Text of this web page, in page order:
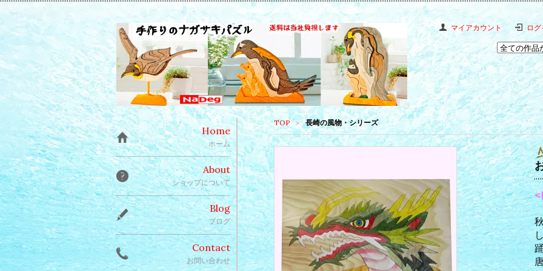
マイアカウント ロ
TOP > 長崎の風物・シリーズ
<
Home
ホーム
About
ショップについて
Blog
ブログ
Contact
お問い合わせ